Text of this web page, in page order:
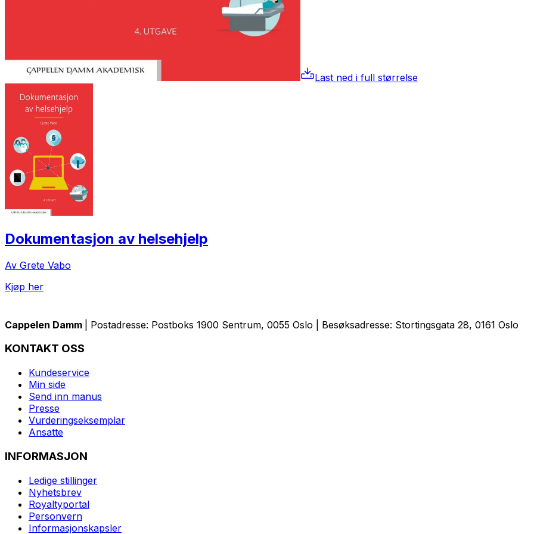
Last ned i full størrelse
Dokumentasjon av helsehjelp
Av Grete Vabo
Kjøp her
Cappelen Damm | Postadresse: Postboks 1900 Sentrum, 0055 Oslo | Besøksadresse: Stortingsgata 28, 0161 Oslo
KONTAKT OSS
Kundeservice
Min side
Send inn manus
Presse
Vurderingseksemplar
Ansatte
INFORMASJON
Ledige stillinger
Nyhetsbrev
Royaltyportal
Personvern
Informasjonskapsler